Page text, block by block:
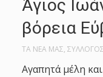
Άγιος
βόρεια
ΤΑ ΝΕΑ ΜΑΣ, ΣΥΛΛΟΓΟΣ
Αγαπητά μέλη